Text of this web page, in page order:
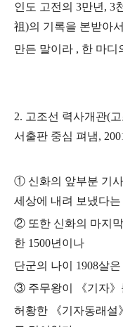
인도 고전의 3만년, 3
祖)의 기록을 본받아서
만든 말이라 , 한 마디
2. 고조선 력사개관(
서출판 중심 펴냄,
① 신화의 앞부분 기
세상에 내려 보냈다는
② 또한 신화의 마지
한 1500년이나
단군의 나이 1908살
③ 주무왕이 《기자》
허황한 《기자동래설